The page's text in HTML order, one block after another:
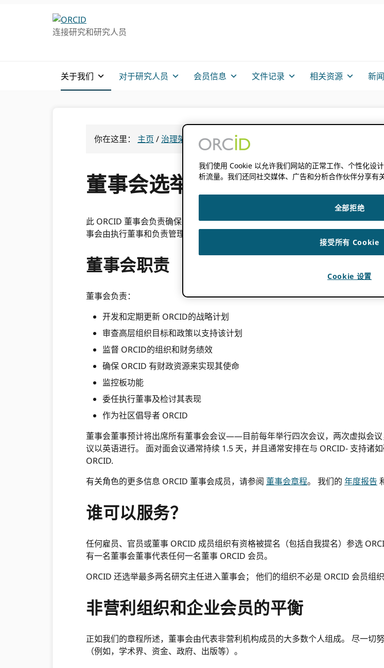
连接研究和研究人员
关于我们 对于研究人员 会员信息 文件记录 相关资源 新闻
你在这里： 主页 / 治理架构 董事会选举
董事会选举
此 ORCID 董事会负责确保组织以最大利益行事 ORCID 利益相关者。 为此，董
事会由执行董事和负责管理的全职专业人员提供支持。 ORCID 操作和推荐目标和
董事会职责
董事会负责：
开发和定期更新 ORCID的战略计划
审查高层组织目标和政策以支持该计划
监督 ORCID的组织和财务绩效
确保 ORCID 有财政资源来实现其使命
监控板功能
委任执行董事及检讨其表现
作为社区倡导者 ORCID
董事会董事预计将出席所有董事会会议——目前每年举行四次会议，两次虚拟会
议以英语进行。 面对面会议通常持续 1.5 天，并且通常安排在与 ORCID- 支持诸
ORCID.
有关角色的更多信息 ORCID 董事会成员，请参阅 董事会章程。 我们的 年度报告
谁可以服务？
任何雇员、官员或董事 ORCID 成员组织有资格被提名（包括自我提名）参选
有一名董事会董事代表任何一名董事 ORCID 会员。
ORCID 还选举最多两名研究主任进入董事会； 他们的组织不必是 ORCID 会员组织
非营利组织和企业会员的平衡
正如我们的章程所述，董事会由代表非营利机构成员的大多数个人组成。 尽一切
（例如，学术界、资金、政府、出版等）。
我们使用 Cookie 以允许我们网站的正常工作、个性化设
析流量。我们还同社交媒体、广告和分析合作伙伴分享有
全部拒绝
接受所有 Cookie
Cookie 设置